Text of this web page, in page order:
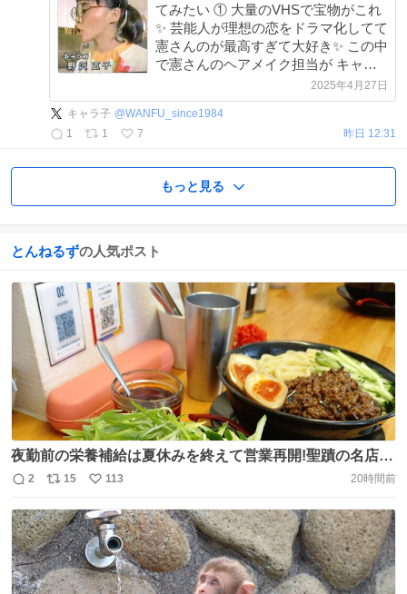
てみたい ① 大量のVHSで宝物がこれ
✨ 芸能人が理想の恋をドラマ化してて
憲さんのが最高すぎて大好き✨ この中
で憲さんのヘアメイク担当が キャラ
ウント名は、 ここから😄✨ 2人はバカ
バカ言い合う仲😊 →②へ ＃とんねる
2025年4月27日
キャラ子 @WANFU_since1984
1
1 7 昨日 12:31
もっと見る
とんねるずの人気ポスト
夜勤前の栄養補給は夏休みを終えて営業再開!聖蹟の名店
GYUTONさんへ🚃💨限定のジャージャー麺を求めて💕師匠
😆」と元気な部長さん登場✨しっかり大盛ジャージャー
麺、ダイブ飯×2に餃子をペロリと👍すごっ🤣もう既に食べ
たいくらいウマかったー❤️ https://t.co/2JPsopWLZa
返
信
数
2
リ
ポ
ス
ト
数
15
い
い
ね
数
113 20時間前